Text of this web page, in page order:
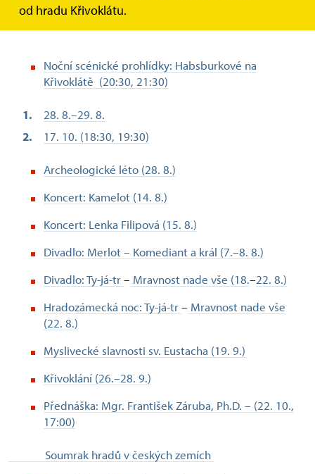
od hradu Křivoklátu.
Noční scénické prohlídky: Habsburkové na
Křivoklátě (20:30, 21:30)
28. 8.–29. 8.
17. 10. (18:30, 19:30)
Archeologické léto (28. 8.)
Koncert: Kamelot (14. 8.)
Koncert: Lenka Filipová (15. 8.)
Divadlo: Merlot – Komediant a král (7.–8. 8.)
Divadlo: Ty-já-tr– Mravnost nade vše (18.–22. 8.)
Hradozámecká noc:Ty-já-tr– Mravnost nade vše
(22. 8.)
Myslivecké slavnosti sv. Eustacha (19. 9.)
Křivoklání (26.–28. 9.)
Přednáška: Mgr. František Záruba, Ph.D. – (22. 10.,
17:00)
Soumrak hradů v českých zemích